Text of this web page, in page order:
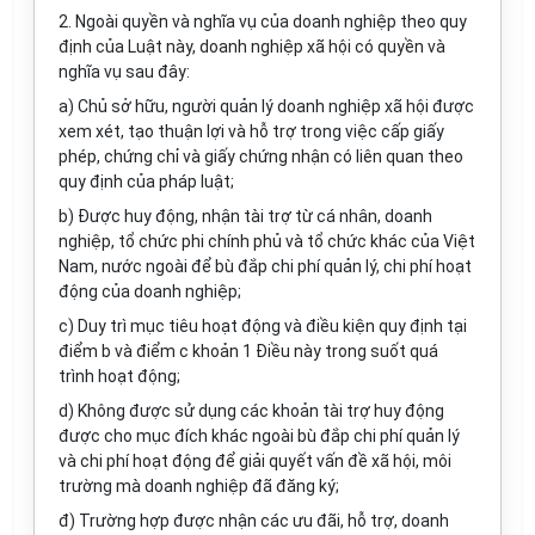
2. Ngoài quyền và nghĩa vụ của doanh nghiệp theo quy
định của Luật này, doanh nghiệp xã hội có quyền và
nghĩa vụ sau đây:
a) Chủ sở hữu, người quản lý doanh nghiệp xã hội được
xem xét, tạo thuận lợi và hỗ trợ trong việc cấp giấy
phép, chứng chỉ và giấy chứng nhận có liên quan theo
quy định của pháp luật;
b) Được huy động, nhận tài trợ từ cá nhân, doanh
nghiệp, tổ chức phi chính phủ và tổ chức khác của Việt
Nam, nước ngoài để bù đắp chi phí quản lý, chi phí hoạt
động của doanh nghiệp;
c) Duy trì mục tiêu hoạt động và điều kiện quy định tại
điểm b và điểm c khoản 1 Điều này trong suốt quá
trình hoạt động;
d) Không được sử dụng các khoản tài trợ huy động
được cho mục đích khác ngoài bù đắp chi phí quản lý
và chi phí hoạt động để giải quyết vấn đề xã hội, môi
trường mà doanh nghiệp đã đăng ký;
đ) Trường hợp được nhận các ưu đãi, hỗ trợ, doanh